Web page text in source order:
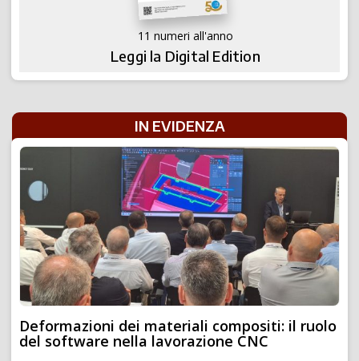
11 numeri all'anno
Leggi la Digital Edition
IN EVIDENZA
Deformazioni dei materiali compositi: il ruolo
del software nella lavorazione CNC